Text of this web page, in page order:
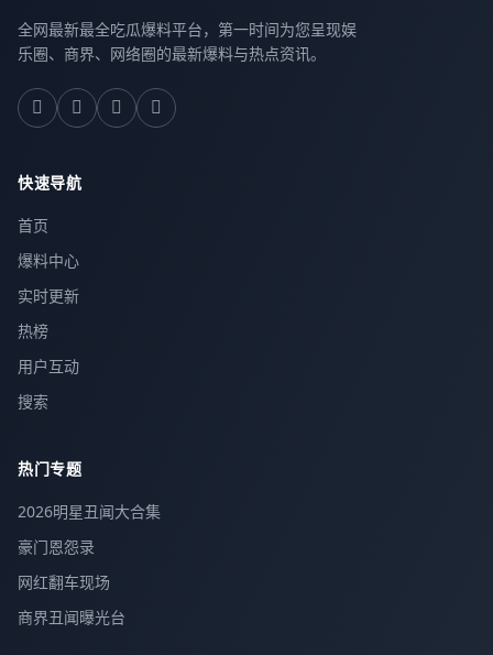
全网最新最全吃瓜爆料平台，第一时间为您呈现娱
乐圈、商界、网络圈的最新爆料与热点资讯。
快速导航
首页
爆料中心
实时更新
热榜
用户互动
搜索
热门专题
2026明星丑闻大合集
豪门恩怨录
网红翻车现场
商界丑闻曝光台